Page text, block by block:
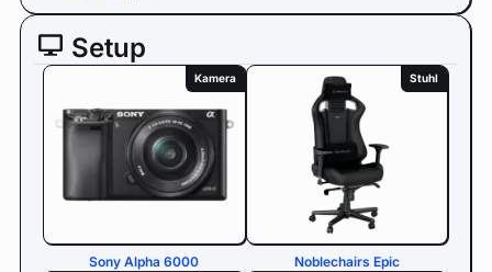
Setup
Kamera
Sony Alpha 6000
Stuhl
Noblechairs Epic